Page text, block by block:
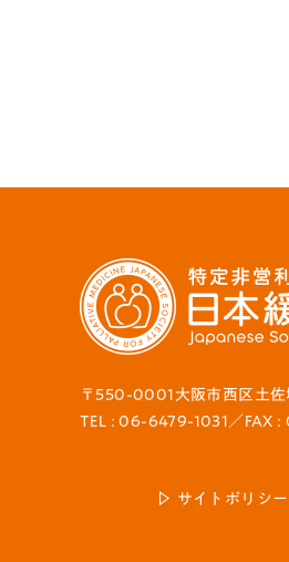
〒550-0001大阪市西区土
TEL : 06-6479-1031／FAX
サイトポリシー